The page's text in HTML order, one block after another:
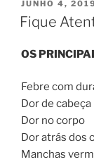
PUBLICADO
EM
JUNHO 4,
Fique
OS
Febre com
Dor de cabeça
Dor no corpo
Dor atrás dos
Manchas